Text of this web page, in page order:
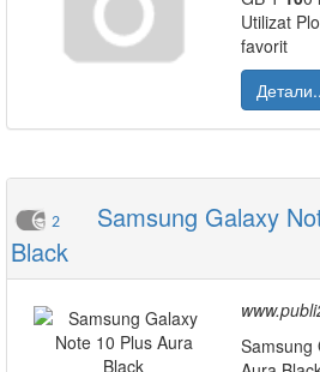
Utilizat
favorit
2
Samsung Galaxy
Black
Samsung